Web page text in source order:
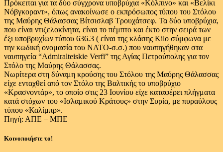
Πρόκειται για τα δύο σύγχρονα υποβρύχια «Κόλπινο» και «Βελίκι
Νόβγκοραντ», όπως ανακοίνωσε ο εκπρόσωπος τύπου του Στόλου
της Μαύρης Θάλασσας Βίτσισλαβ Τρουχάτσεφ. Τα δύο υποβρύχια,
που είναι ντιζελοκίνητα, είναι το πέμπτο και έκτο στην σειρά των
έξι υποβρυχίων τύπου 636.3 ( είναι της κλάσης Kilo σύμφωνα με
την κωδική ονομασία του ΝΑΤΟ-σ.σ.) που ναυπηγήθηκαν στα
ναυπηγεία “Admiralteiskie Verfi” της Αγίας Πετρούπολης για τον
Στόλο της Μαύρης Θάλασσας.
Νωρίτερα στη δύναμη κρούσης του Στόλου της Μαύρης Θάλασσας
είχε ενταχθεί από τον Στόλο της Βαλτικής το υποβρύχιο
«Κρασνοντάρ», το οποίο στις 23 Ιουνίου είχε καταφέρει πλήγματα
κατά στόχων του «Ισλαμικού Κράτους» στην Συρία, με πυραύλους
τύπου «Καλίμπρ».
Πηγή: ΑΠΕ – ΜΠΕ
Κοινοποιήστε το!